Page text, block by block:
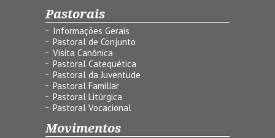
Pastorais
Informações Gerais
Pastoral de Conjunto
Visita Canônica
Pastoral Catequética
Pastoral da Juventude
Pastoral Familiar
Pastoral Litúrgica
Pastoral Vocacional
Movimentos